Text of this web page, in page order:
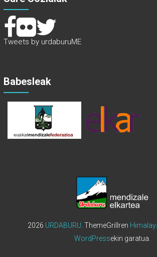
Tweets by urdaburuME
Babesleak
2026 URDABURU. ThemeGrillren
WordPressekin garatua.